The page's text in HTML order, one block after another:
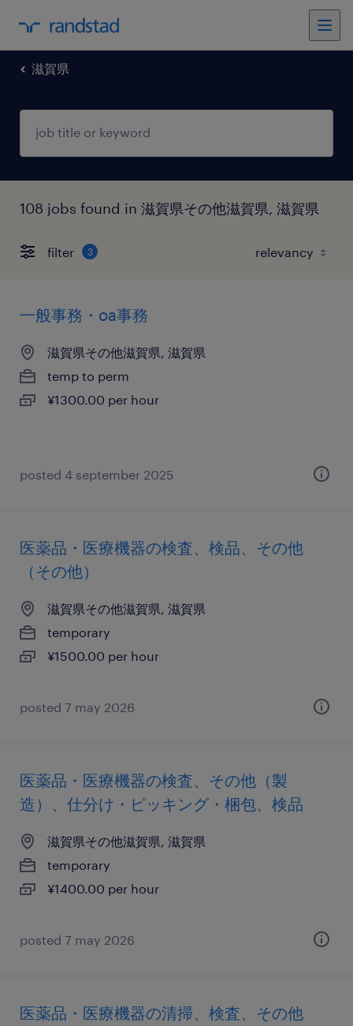
滋賀県
108 jobs found in 滋賀県その他滋賀県, 滋賀県
filter 3
一般事務・oa事務
滋賀県その他滋賀県, 滋賀県
temp to perm
¥1300.00 per hour
posted 4 september 2025
医薬品・医療機器の検査、検品、その他
（その他）
滋賀県その他滋賀県, 滋賀県
temporary
¥1500.00 per hour
posted 7 may 2026
医薬品・医療機器の検査、その他（製
造）、仕分け・ピッキング・梱包、検品
滋賀県その他滋賀県, 滋賀県
temporary
¥1400.00 per hour
posted 7 may 2026
医薬品・医療機器の清掃、検査、その他